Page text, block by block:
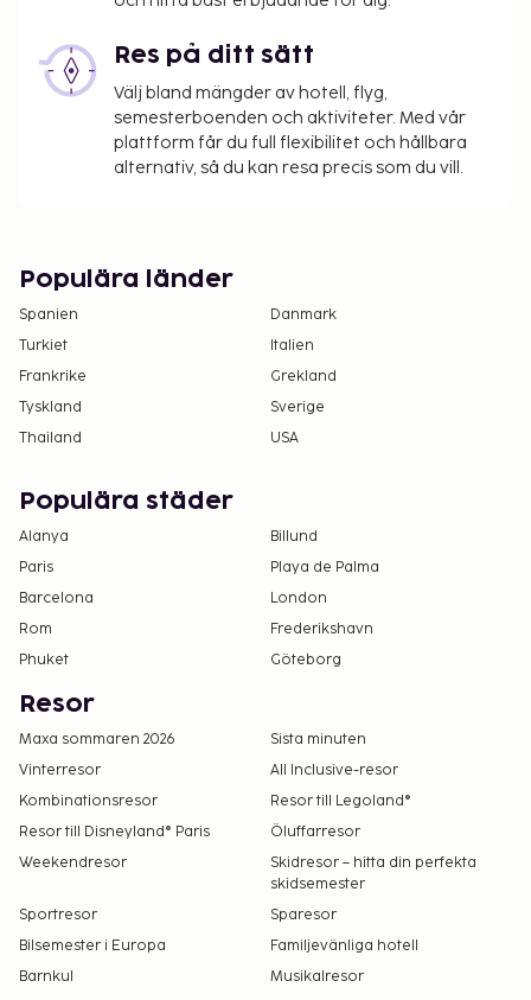
Res på ditt sätt
Välj bland mängder av hotell, flyg,
semesterboenden och aktiviteter. Med vår
plattform får du full flexibilitet och hållbara
alternativ, så du kan resa precis som du vill.
Populära länder
Spanien
Danmark
Turkiet
Italien
Frankrike
Grekland
Tyskland
Sverige
Thailand
USA
Populära städer
Alanya
Billund
Paris
Playa de Palma
Barcelona
London
Rom
Frederikshavn
Phuket
Göteborg
Resor
Maxa sommaren 2026
Sista minuten
Vinterresor
All Inclusive-resor
Kombinationsresor
Resor till Legoland®
Resor till Disneyland® Paris
Öluffarresor
Weekendresor
Skidresor – hitta din perfekta
skidsemester
Sportresor
Sparesor
Bilsemester i Europa
Familjevänliga hotell
Barnkul
Musikalresor